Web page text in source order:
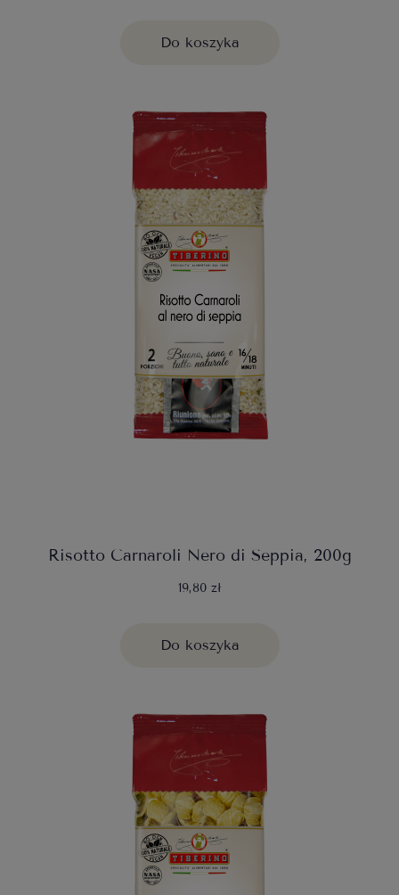
Do koszyka
Risotto Carnaroli Nero di Seppia, 200g
19,80 zł
Do koszyka